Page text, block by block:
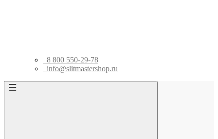
8 800 550-29-78
info@slitmastershop.ru